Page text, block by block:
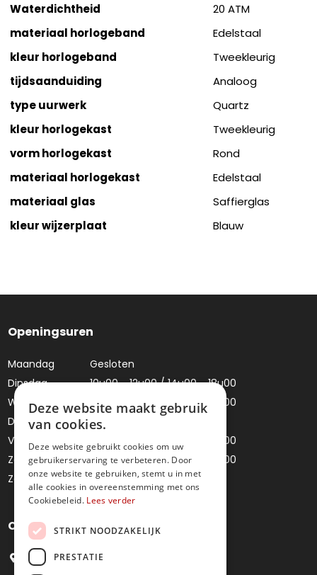
Waterdichtheid
20 ATM
materiaal horlogeband
Edelstaal
kleur horlogeband
Tweekleurig
tijdsaanduiding
Analoog
type uurwerk
Quartz
kleur horlogekast
Tweekleurig
vorm horlogekast
Rond
materiaal horlogekast
Edelstaal
materiaal glas
Saffierglas
kleur wijzerplaat
Blauw
Openingsuren
Maandag
Gesloten
Dinsdag
10u00 - 12u00 / 14u00 - 18u00
Woensdag
10u00 - 12u00 / 14u00 - 18u00
Donderdag
Gesloten
Vrijdag
10u00 - 12u00 / 14u00 - 18u00
Zaterdag
10u00 - 12u00 / 14u00 - 18u00
Zondag
Gesloten
Contacteer ons
Bredestraat 4, 9041 Oostakker
Deze website maakt gebruik
van cookies.
Deze website gebruikt cookies om uw
gebruikerservaring te verbeteren. Door
onze website te gebruiken, stemt u in met
alle cookies in overeenstemming met ons
Cookiebeleid. Lees verder
STRIKT NOODZAKELIJK
PRESTATIE